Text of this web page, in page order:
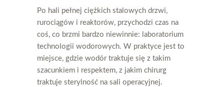
Po hali pełnej ciężkich stalowych drzwi,
rurociągów i reaktorów, przychodzi czas na
coś, co brzmi bardzo niewinnie: laboratorium
technologii wodorowych. W praktyce jest to
miejsce, gdzie wodór traktuje się z takim
szacunkiem i respektem, z jakim chirurg
traktuje sterylność na sali operacyjnej.